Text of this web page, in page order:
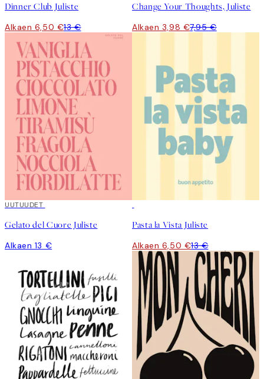
Dinner Club Juliste
Alkaen 6,50 €13 €
Change Your Thoughts, Juliste
Alkaen 3,98 €7,95 €
UUTUUDET
Gelato del Cuore Juliste
Alkaen 13 €
Pasta la Vista Juliste
Alkaen 6,50 €13 €